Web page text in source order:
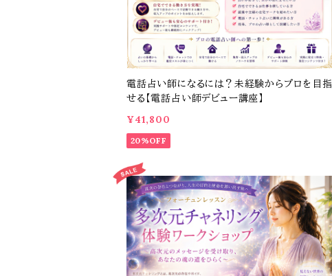
電話占い師になるには？未経験からプロを目指
せる【電話占い師デビュー講座】
¥41,800
20%OFF